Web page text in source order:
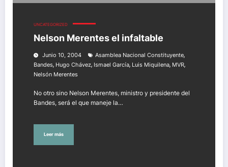
UNCATEGORIZED
Nelson Merentes el infaltable
Junio 10, 2004 Asamblea Nacional Constituyente,
Bandes, Hugo Chávez, Ismael García, Luis Miquilena, MVR,
Nelsón Merentes
No otro sino Nelson Merentes, ministro y presidente del
Bandes, será el que maneje la…
Leer más